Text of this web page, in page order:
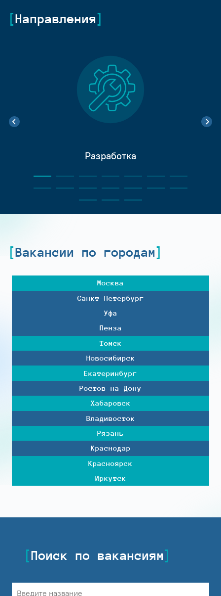
Направления
Разработка
Вакансии по городам
Москва
Санкт-Петербург
Уфа
Пенза
Томск
Новосибирск
Екатеринбург
Ростов-на-Дону
Хабаровск
Владивосток
Рязань
Краснодар
Красноярск
Иркутск
Поиск по вакансиям